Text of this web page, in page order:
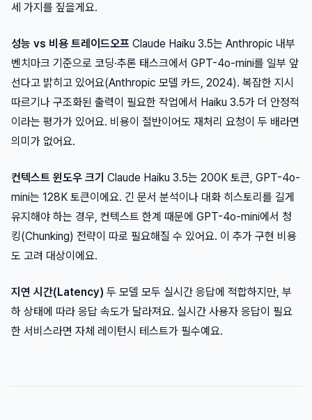
세 가지를 짚을게요.
성능 vs 비용 트레이드오프 Claude Haiku 3.5는 Anthropic 내부
벤치마크 기준으로 코딩·추론 태스크에서 GPT-4o-mini를 일부 앞
선다고 밝히고 있어요(Anthropic 모델 카드, 2024). 복잡한 지시
따르기나 구조화된 출력이 필요한 작업에서 Haiku 3.5가 더 안정적
이라는 평가가 있어요. 비용이 절반이어도 재처리 요청이 두 배라면
의미가 없어요.
컨텍스트 윈도우 크기 Claude Haiku 3.5는 200K 토큰, GPT-4o-
mini는 128K 토큰이에요. 긴 문서 분석이나 대화 히스토리를 길게
유지해야 하는 경우, 컨텍스트 한계 때문에 GPT-4o-mini에서 청
킹(Chunking) 전략이 따로 필요해질 수 있어요. 이 추가 구현 비용
도 고려 대상이에요.
지연 시간(Latency) 두 모델 모두 실시간 응답에 적합하지만, 부
하 상태에 따라 응답 속도가 달라져요. 실시간 사용자 응답이 필요
한 서비스라면 자체 레이턴시 테스트가 필수예요.